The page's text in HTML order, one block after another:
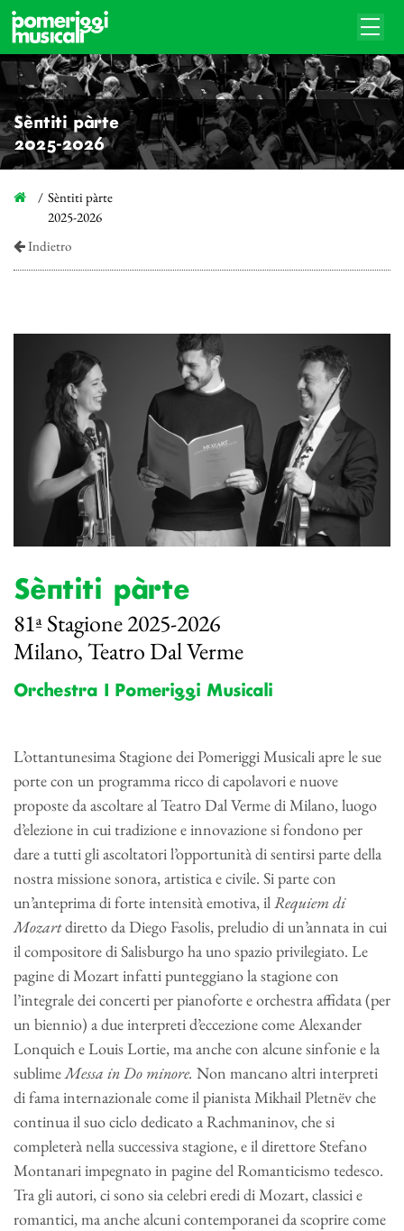
Sèntiti pàrte
2025-2026
Sèntiti pàrte
2025-2026
Indietro
Sèntiti pàrte
81ª Stagione 2025-2026
Milano, Teatro Dal Verme
Orchestra I Pomeriggi Musicali
L’ottantunesima Stagione dei Pomeriggi Musicali apre le sue
porte con un programma ricco di capolavori e nuove
proposte da ascoltare al Teatro Dal Verme di Milano, luogo
d’elezione in cui tradizione e innovazione si fondono per
dare a tutti gli ascoltatori l’opportunità di sentirsi parte della
nostra missione sonora, artistica e civile. Si parte con
un’anteprima di forte intensità emotiva, ilRequiem di
Mozartdiretto da Diego Fasolis, preludio di un’annata in cui
il compositore di Salisburgo ha uno spazio privilegiato. Le
pagine di Mozart infatti punteggiano la stagione con
l’integrale dei concerti per pianoforte e orchestra affidata (per
un biennio) a due interpreti d’eccezione come Alexander
Lonquich e Louis Lortie, ma anche con alcune sinfonie e la
sublimeMessa in Do minore. Non mancano altri interpreti
di fama internazionale come il pianista Mikhail Pletnëv che
continua il suo ciclo dedicato a Rachmaninov, che si
completerà nella successiva stagione, e il direttore Stefano
Montanari impegnato in pagine del Romanticismo tedesco.
Tra gli autori, ci sono sia celebri eredi di Mozart, classici e
romantici, ma anche alcuni contemporanei da scoprire come